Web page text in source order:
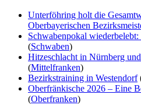
Unterföhring holt die
Oberbayerischen
Schwabenpokal
(Schwaben)
Hitzeschlacht in Nürnberg
(Mittelfranken)
Bezirkstraining in Westendorf
Oberfränkische 2026 – Eine
(Oberfranken)